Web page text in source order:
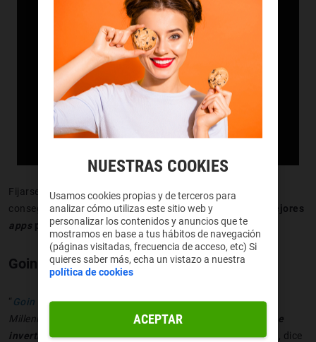
Fijarse una meta para ahorrar es una de las bases para
conseguirlo. Sea cual sea tu meta, aquí te dejamos
las mejores
appsparaahorrary poder darte un capricho.
Goin App
“ Goin es la primera app de ahorro y finanzas creada para
Millennials que quieren
ahorrar dinero automáticamente e
invertir dinero fácilsin tener conocimientos de inversión
”, dice
NUESTRAS COOKIES
Usamos cookies propias y de terceros para
analizar cómo utilizas este sitio web y
personalizar los contenidos y anuncios que te
mostramos en base a tus hábitos de navegación
(páginas visitadas, frecuencia de acceso, etc) Si
quieres saber más, echa un vistazo a nuestra
política de cookies
ACEPTAR